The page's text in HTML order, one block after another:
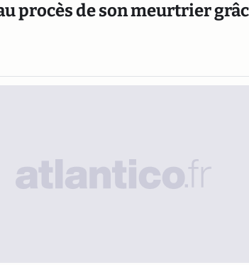
procès de son meurtrier